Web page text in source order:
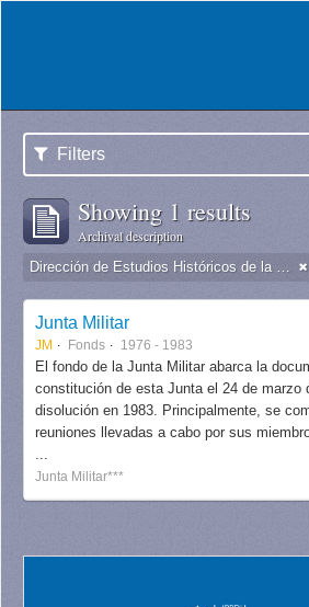
Filters
Showing 1 results
Archival description
Dirección de Estudios Históricos de la Fuerza Aérea
Junta Militar
JM Fonds 1976 - 1983
El fondo de la Junta Militar abarca la
constitución de esta Junta el 24 de marzo
disolución en 1983. Principalmente, se
reuniones llevadas a cabo por sus
...
Junta Militar***